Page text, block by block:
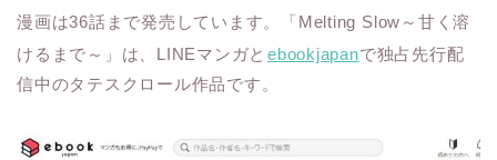
漫画は36話まで発売しています。「Melting Slow～甘く溶
けるまで～」は、LINEマンガと ebookjapanで独占先行配
信中のタテスクロール作品です。